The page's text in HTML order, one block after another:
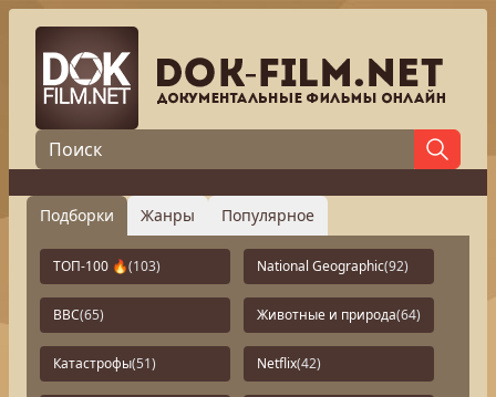
Подборки Жанры Популярное
ТОП-100 🔥(103) National Geographic(92)
BBC(65) Животные и природа(64)
Катастрофы(51) Netflix(42)